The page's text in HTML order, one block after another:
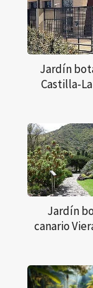
Jardín
Castilla-
Jardín
canario